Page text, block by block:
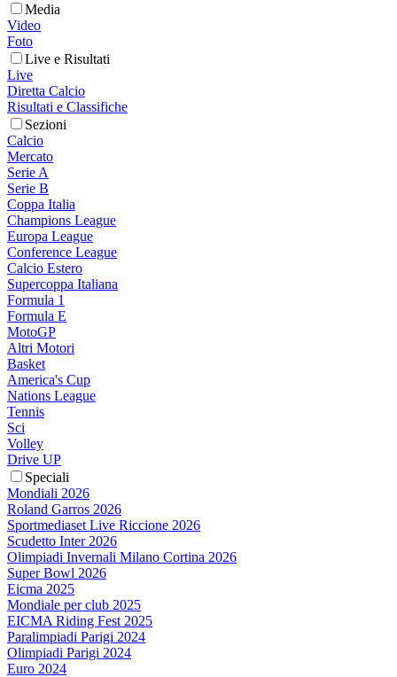
Media
Video
Foto
Live e Risultati
Live
Diretta Calcio
Risultati e Classifiche
Sezioni
Calcio
Mercato
Serie A
Serie B
Coppa Italia
Champions League
Europa League
Conference League
Calcio Estero
Supercoppa Italiana
Formula 1
Formula E
MotoGP
Altri Motori
Basket
America's Cup
Nations League
Tennis
Sci
Volley
Drive UP
Speciali
Mondiali 2026
Roland Garros 2026
Sportmediaset Live Riccione 2026
Scudetto Inter 2026
Olimpiadi Invernali Milano Cortina 2026
Super Bowl 2026
Eicma 2025
Mondiale per club 2025
EICMA Riding Fest 2025
Paralimpiadi Parigi 2024
Olimpiadi Parigi 2024
Euro 2024